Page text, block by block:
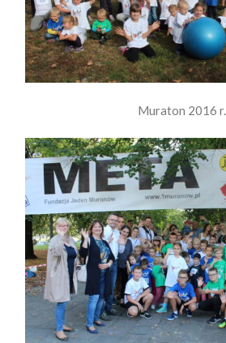
Muraton 2016 r.